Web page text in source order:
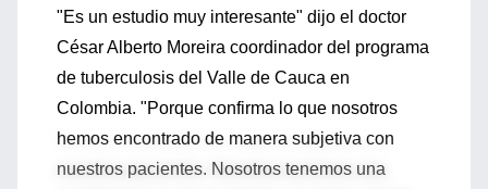
"Es un estudio muy interesante" dijo el doctor
César Alberto Moreira coordinador del programa
de tuberculosis del Valle de Cauca en
Colombia. "Porque confirma lo que nosotros
hemos encontrado de manera subjetiva con
nuestros pacientes. Nosotros tenemos una